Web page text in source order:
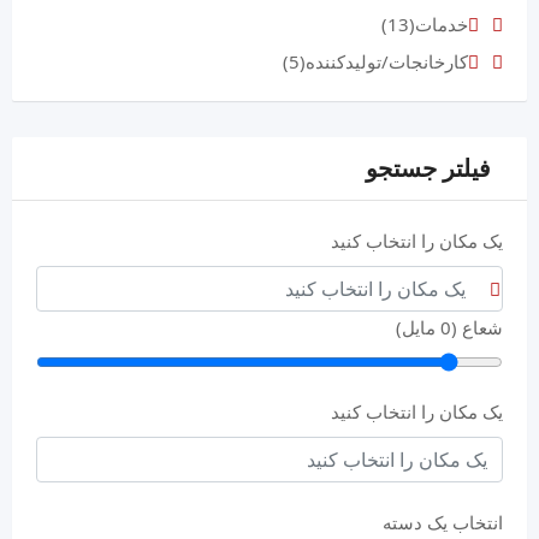
خدمات(13)
کارخانجات/تولیدکننده(5)
فیلتر جستجو
یک مکان را انتخاب کنید
شعاع (0 مایل)
یک مکان را انتخاب کنید
انتخاب یک دسته